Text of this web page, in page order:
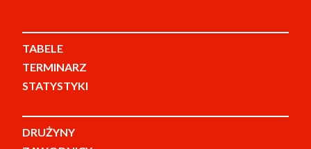
TABELE
TERMINARZ
STATYSTYKI
DRUŻYNY